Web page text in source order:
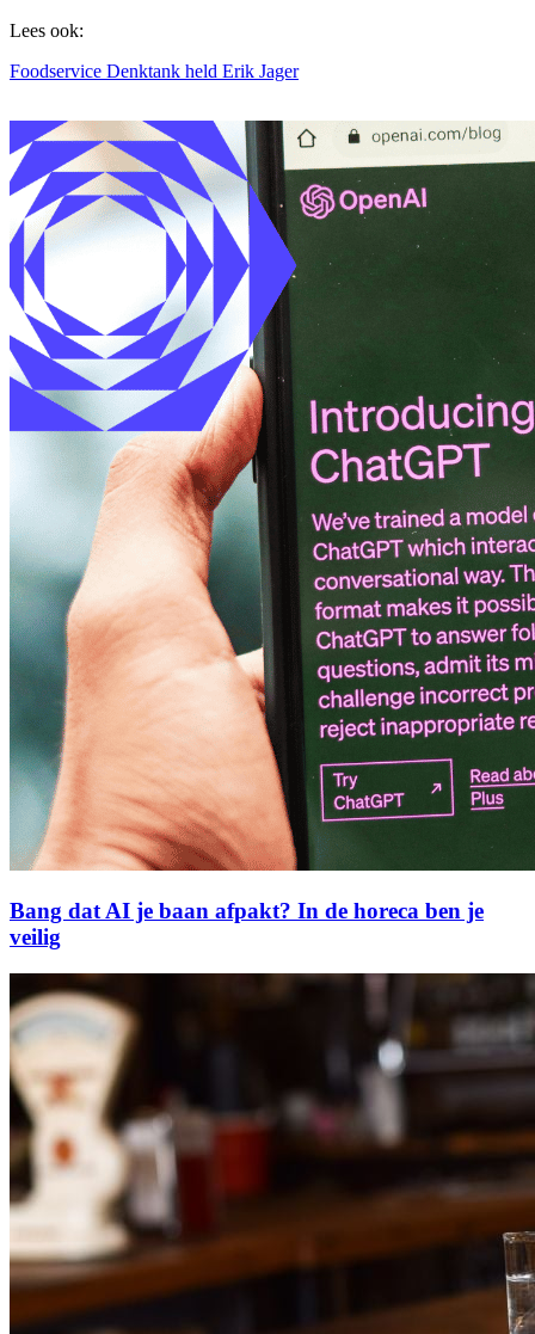
Lees ook:
Foodservice Denktank held Erik Jager
Bang dat AI je baan afpakt? In de horeca ben je
veilig